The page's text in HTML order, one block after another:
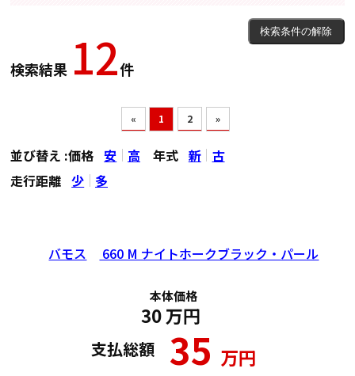
検索結果 12件
« 1 2 »
並び替え :価格 安 高 年式 新 古
走行距離 少 多
バモス 660 M ナイトホークブラック・パール
本体価格
30万円
支払総額 35 万円